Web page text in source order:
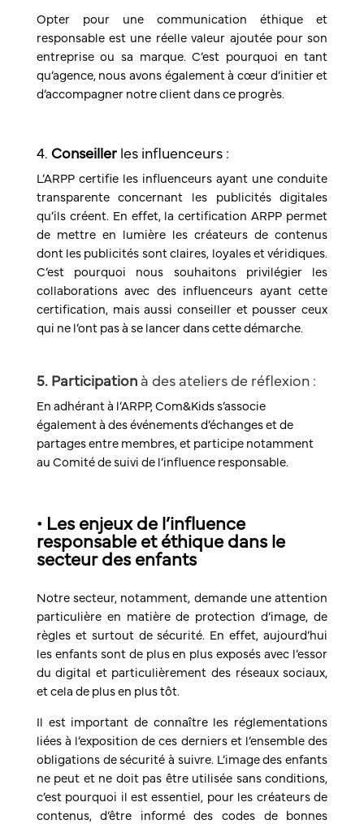
Opter pour une communication éthique et
responsable est une réelle valeur ajoutée pour son
entreprise ou sa marque. C’est pourquoi en tant
qu’agence, nous avons également à cœur d’initier et
d’accompagner notre client dans ce progrès.
4. Conseillerles influenceurs :
L’ARPP certifie les influenceurs ayant une conduite
transparente concernant les publicités digitales
qu’ils créent. En effet, la certification ARPP permet
de mettre en lumière les créateurs de contenus
dont les publicités sont claires, loyales et véridiques.
C’est pourquoi nous souhaitons privilégier les
collaborations avec des influenceurs ayant cette
certification, mais aussi conseiller et pousser ceux
qui ne l’ont pas à se lancer dans cette démarche.
5. Participation à des ateliers de réflexion :
En adhérant à l’ARPP, Com&Kids s’associe
également à des événements d’échanges et de
partages entre membres, et participe notamment
au Comité de suivi de l’influence responsable.
• Les enjeux de l’influence
responsable et éthique dans le
secteur des enfants
Notre secteur, notamment, demande une attention
particulière en matière de protection d’image, de
règles et surtout de sécurité. En effet, aujourd’hui
les enfants sont de plus en plus exposés avec l’essor
du digital et particulièrement des réseaux sociaux,
et cela de plus en plus tôt.
Il est important de connaître les réglementations
liées à l’exposition de ces derniers et l’ensemble des
obligations de sécurité à suivre. L’image des enfants
ne peut et ne doit pas être utilisée sans conditions,
c’est pourquoi il est essentiel, pour les créateurs de
contenus, d’être informé des codes de bonnes